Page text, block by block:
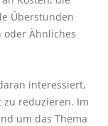
Überstunden
Ähnliches
interessiert,
reduzieren. Im
um das Thema